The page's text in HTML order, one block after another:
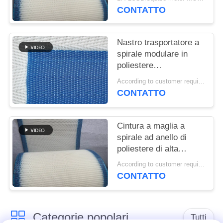
poliestere, Nastro a
polpa di lavaggio
CONTATTO
Nastro trasportatore a
spirale modulare in
poliestere
polioxometilene
plastico congelato per
torre a maglia piatta
According to customer requirements MOQ:1 metro
CONTATTO
Cintura a maglia a
spirale ad anello di
poliestere di alta
qualità, cintura a
maglia a filtro 100% di
According to customer requirements MOQ:1 metro
CONTATTO
Categorie popolari Tutti